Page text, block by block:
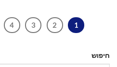
1
2
3
4
חיפוש